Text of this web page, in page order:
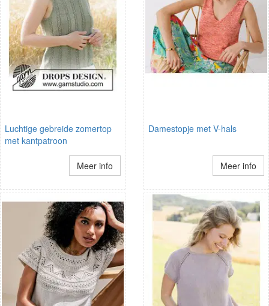
Luchtige gebreide zomertop
met kantpatroon
Meer info
Damestopje met V-hals
Meer info